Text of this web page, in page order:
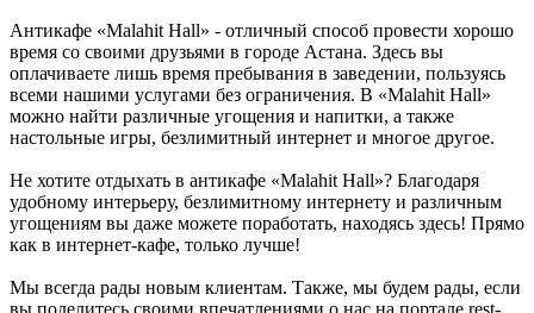
Антикафе «Malahit Hall» - отличный способ провести хорошо
время со своими друзьями в городе Астана. Здесь вы
оплачиваете лишь время пребывания в заведении, пользуясь
всеми нашими услугами без ограничения. В «Malahit Hall»
можно найти различные угощения и напитки, а также
настольные игры, безлимитный интернет и многое другое.
Не хотите отдыхать в антикафе «Malahit Hall»? Благодаря
удобному интерьеру, безлимитному интернету и различным
угощениям вы даже можете поработать, находясь здесь! Прямо
как в интернет-кафе, только лучше!
Мы всегда рады новым клиентам. Также, мы будем рады, если